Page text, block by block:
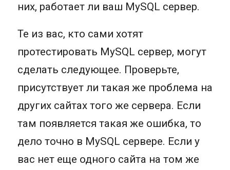
них, работает ли ваш MySQL сервер.
Те из вас, кто сами хотят
протестировать MySQL сервер, могут
сделать следующее. Проверьте,
присутствует ли такая же проблема на
других сайтах того же сервера. Если
там появляется такая же ошибка, то
дело точно в MySQL сервере. Если у
вас нет еще одного сайта на том же